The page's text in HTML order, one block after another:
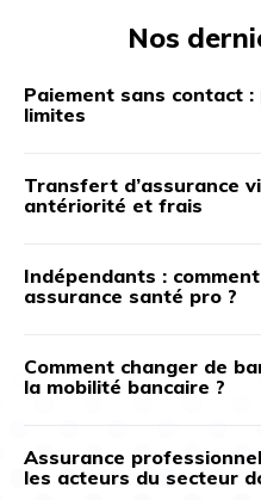
Nos
Paiement sans contact
limites
Transfert d’assurance
antériorité et frais
Indépendants :
assurance santé pro ?
Comment changer de
la mobilité bancaire ?
Assurance
les acteurs du secteur